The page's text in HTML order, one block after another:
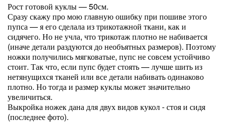
Рост готовой куклы — 50см.
Сразу скажу про мою главную ошибку при пошиве этого
пупса — я его сделала из трикотажной ткани, как и
сидячего. Но не учла, что трикотаж плотно не набивается
(иначе детали раздуются до необъятных размеров). Поэтому
ножки получились мягковатые, пупс не совсем устойчиво
стоит. Так что, если пупс будет стоять — лучше шить из
нетянущихся тканей или все детали набивать одинаково
плотно. Но тогда и размер куклы может значительно
увеличиться.
Выкройка ножек дана для двух видов кукол - стоя и сидя
(последнее фото).